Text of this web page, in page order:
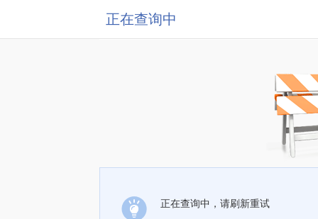
正在查询中
正在查询中，请刷新重试